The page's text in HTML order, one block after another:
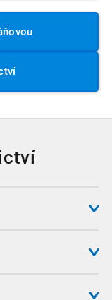
a dalším
podniku.
účetnictví v